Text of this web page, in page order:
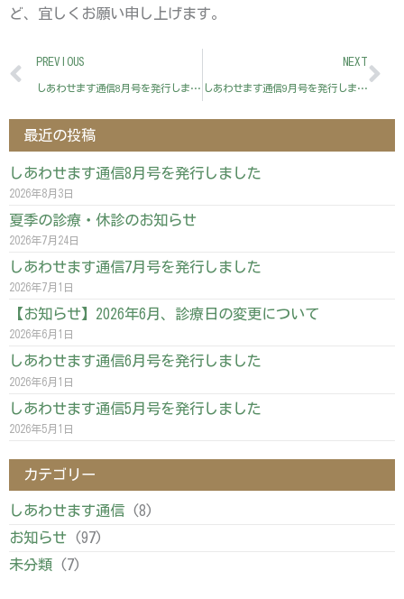
ど、宜しくお願い申し上げます。
PrevPREVIOUS
しあわせます通信8月号を発行しました
NEXT
しあわせます通信9月号を発行しました
最近の投稿
しあわせます通信8月号を発行しました
2026年8月3日
夏季の診療・休診のお知らせ
2026年7月24日
しあわせます通信7月号を発行しました
2026年7月1日
【お知らせ】2026年6月、診療日の変更について
2026年6月1日
しあわせます通信6月号を発行しました
2026年6月1日
しあわせます通信5月号を発行しました
2026年5月1日
カテゴリー
しあわせます通信 (8)
お知らせ (97)
未分類 (7)